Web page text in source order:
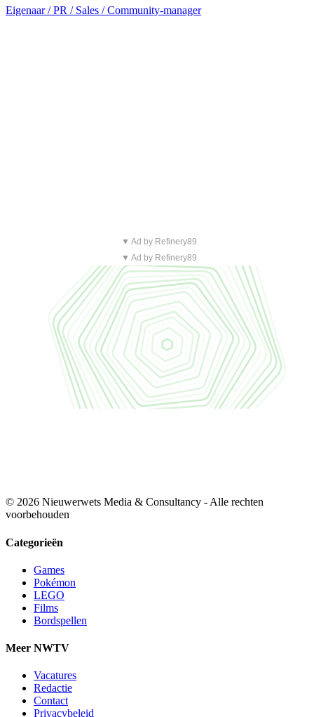
Eigenaar / PR / Sales / Community-manager
▼ Ad by Refinery89
▼ Ad by Refinery89
© 2026 Nieuwerwets Media & Consultancy - Alle rechten
voorbehouden
Categorieën
Games
Pokémon
LEGO
Films
Bordspellen
Meer NWTV
Vacatures
Redactie
Contact
Privacybeleid